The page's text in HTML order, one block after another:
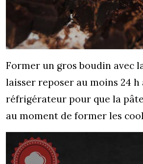
Former un gros boudin avec
laisser reposer au moins 24 h
réfrigérateur pour que la
au moment de former les